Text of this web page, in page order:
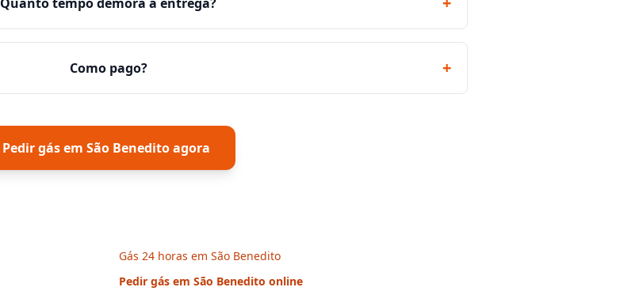
Como pago? +
Pedir gás em São Beneditoagora
Gás 24 horas em São Benedito
Pedir gás em São Benedito online